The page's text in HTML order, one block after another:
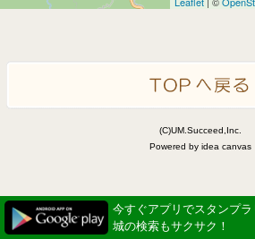
(C)UM.Succeed,Inc.
Powered by idea canvas
今すぐアプリでスタンプ
城の検索もサクサク！